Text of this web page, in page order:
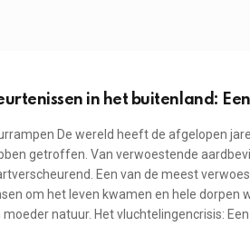
in het buitenland:
De wereld heeft de afgelopen
getroffen. Van verwoestende
Een van de meest
om het leven kwamen en hele
natuur. Het vluchtelingencrisis: